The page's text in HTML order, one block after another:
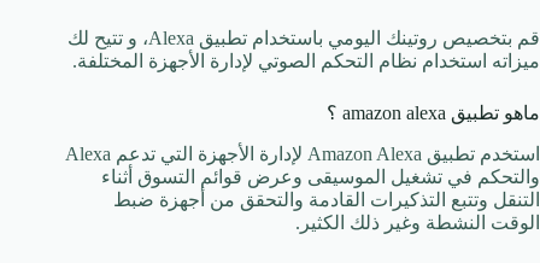
قم بتخصيص روتينك اليومي باستخدام تطبيق Alexa، و تتيح لك
ميزاته استخدام نظام التحكم الصوتي لإدارة الأجهزة المختلفة.
ماهو تطبيق amazon alexa ؟
استخدم تطبيق Amazon Alexa لإدارة الأجهزة التي تدعم Alexa
والتحكم في تشغيل الموسيقى وعرض قوائم التسوق أثناء
التنقل وتتبع التذكيرات القادمة والتحقق من أجهزة ضبط
الوقت النشطة وغير ذلك الكثير.